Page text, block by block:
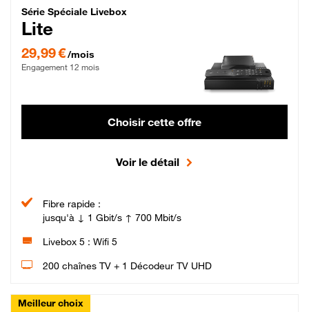
Série Spéciale Livebox Lite Fibre
Série Spéciale Livebox
Lite
29,99 €/mois
Engagement 12 mois
Choisir cette offre
Voir le détail
Fibre rapide :
jusqu'à ↓ 1 Gbit/s ↑ 700 Mbit/s
Livebox 5 : Wifi 5
200 chaînes TV + 1 Décodeur TV UHD
Meilleur choix